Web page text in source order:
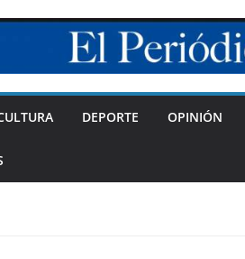
DEPORTE OPINIÓN